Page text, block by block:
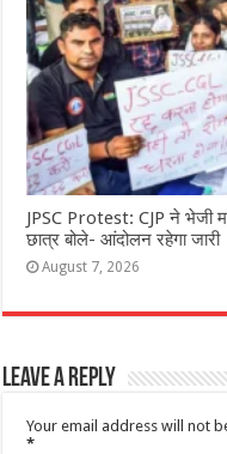
JPSC Protest: CJP ने भेजी
छात्र बोले- आंदोलन रहेगा जारी
August 7, 2026
Leave a Reply
Your email address will not
*